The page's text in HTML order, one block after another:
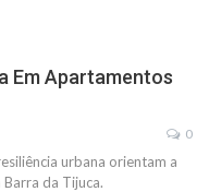
Em Apartamentos
0
urbana orientam a
da Tijuca.